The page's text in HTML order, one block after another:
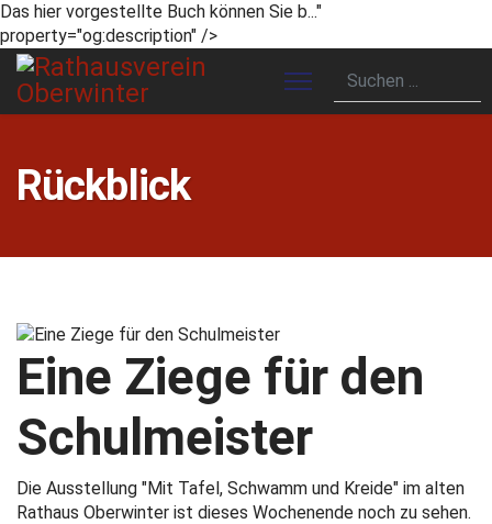
Das hier vorgestellte Buch können Sie b..."
property="og:description" />
Rückblick
Eine Ziege für den
Schulmeister
Die Ausstellung "Mit Tafel, Schwamm und Kreide" im alten
Rathaus Oberwinter ist dieses Wochenende noch zu sehen.